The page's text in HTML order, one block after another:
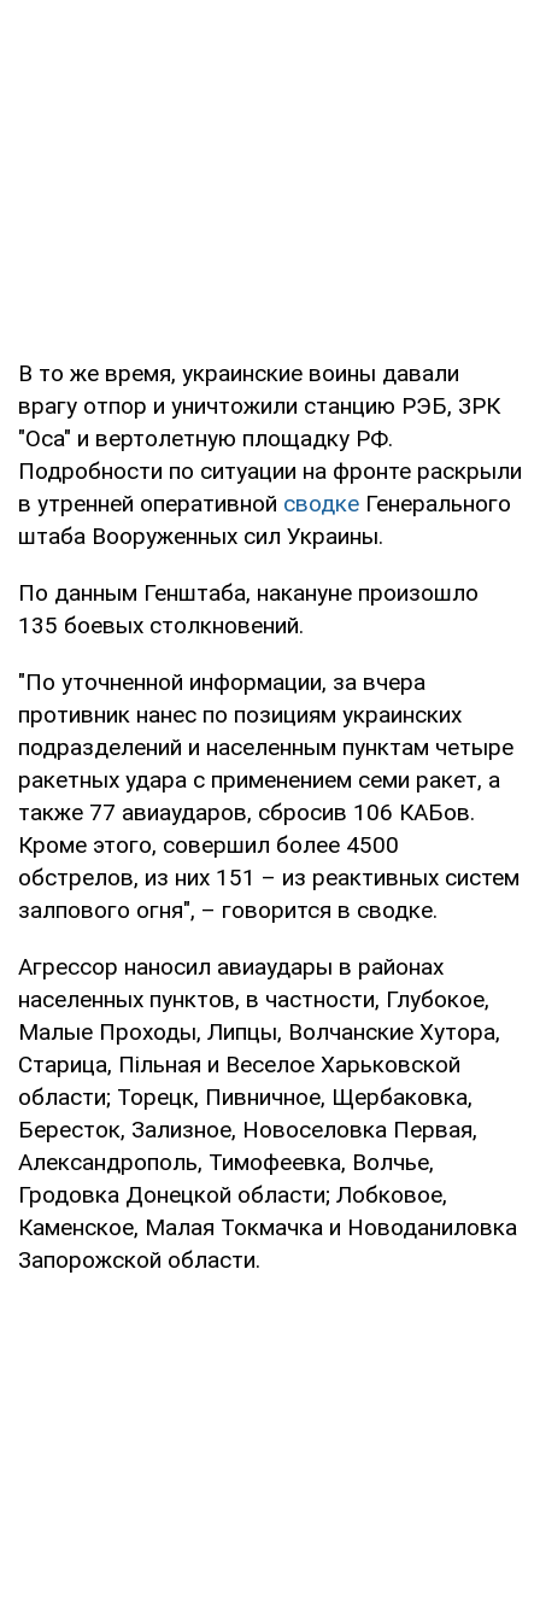
В то же время, украинские воины давали
врагу отпор и уничтожили станцию РЭБ, ЗРК
"Оса" и вертолетную площадку РФ.
Подробности по ситуации на фронте раскрыли
в утренней оперативной сводке Генерального
штаба Вооруженных сил Украины.
По данным Генштаба, накануне произошло
135 боевых столкновений.
"По уточненной информации, за вчера
противник нанес по позициям украинских
подразделений и населенным пунктам четыре
ракетных удара с применением семи ракет, а
также 77 авиаударов, сбросив 106 КАБов.
Кроме этого, совершил более 4500
обстрелов, из них 151 – из реактивных систем
залпового огня", – говорится в сводке.
Агрессор наносил авиаудары в районах
населенных пунктов, в частности, Глубокое,
Малые Проходы, Липцы, Волчанские Хутора,
Старица, Пільная и Веселое Харьковской
области; Торецк, Пивничное, Щербаковка,
Бересток, Зализное, Новоселовка Первая,
Александрополь, Тимофеевка, Волчье,
Гродовка Донецкой области; Лобковое,
Каменское, Малая Токмачка и Новоданиловка
Запорожской области.